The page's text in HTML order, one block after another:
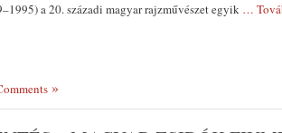
a 20. századi magyar rajzművészet egyik …